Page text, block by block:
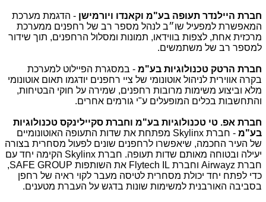
חברת היילנדר תעופה בע"מ וקאנדו ויורמישן - הדגמת מערכת
המאפשרת למפעיל שו״ב לנהל מספר רב של רחפנים ממערכת
מרכזית אחת, לצפות בווידאו, תמונות ומסלול הרחפנים, תוך שידור
למספר רב של משתמשים.
חברת הרטק טכנולוגיות בע"מ - במסגרת הפיילוט למערכת
בקרה אווירית לניהול אוטונומי של ציי רחפנים יודגמו תאום אוטונומי
מלא וביצוע משימות מרובות רחפנים, שמירה על חוקי הבטיחות,
והתחשבות בכלים המופעלים ע"י גורמים אחרים.
חברת אפ. טי טכנולוגיות בע"מ וחברת סקיילינקס טכנולוגיות
בע"מ - חברת Skylinx מפתחת את שדות התעופה האוטונומיים
של העיר החכמה, שיאפשרו לרחפנים שונים לפעול מסחרית בצורה
יעילה ובטוחה מאותם שדות תעופה. חברת Skylinx הקימה יחד עם
חברת Airwayz וחברת Flytech IL את השותפות SAFE GROUP
,
כדי לפתח יחד יכולת מסחרית לטיסה מעבר לקוי ראיה של רחפן
בסביבה האורבנית למשימות שונות בדגש על העברת מטענים.